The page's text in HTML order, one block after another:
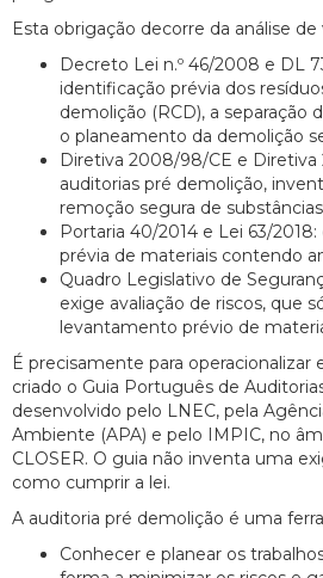
Esta obrigação decorre da análise de
Decreto Lei n.º 46/2008 e DL
identificação prévia dos
demolição (RCD), a separação
o planeamento da demolição
Diretiva 2008/98/CE e Diretiva
auditorias pré demolição,
remoção segura de
Portaria 40/2014 e Lei 63/
prévia de materiais contendo
Quadro Legislativo de
exige avaliação de riscos, que
levantamento prévio de
É precisamente para operacionalizar
criado o Guia Português de
desenvolvido pelo LNEC, pela
Ambiente (APA) e pelo IMPIC, no
CLOSER. O guia não inventa uma
como cumprir a lei.
A auditoria pré demolição é uma
Conhecer e planear os